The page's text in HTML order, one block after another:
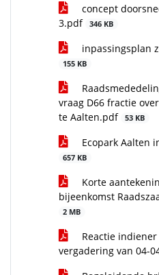
concept
3.pdf
346 KB
inpassingsplan
155 KB
vraag D66 fractie
te Aalten.pdf
53 KB
Ecopark Aalten
657 KB
Korte
bijeenkomst
2 MB
Reactie
vergadering van 04-